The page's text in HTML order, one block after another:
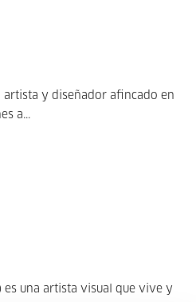
artista y diseñador afincado en
a...
es una artista visual que vive y